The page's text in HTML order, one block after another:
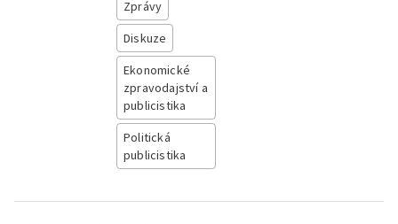
Zprávy
Diskuze
Ekonomické
zpravodajství a
publicistika
Politická
publicistika